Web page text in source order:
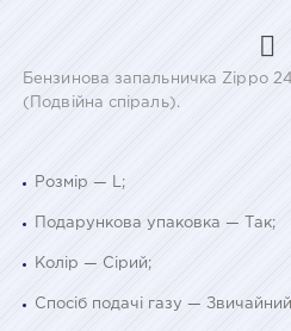
Бензинова запальничка Zippo
(Подвійна спіраль).
Розмір — L;
Подарункова упаковка — Так;
Колір — Сірий;
Спосіб подачі газу —